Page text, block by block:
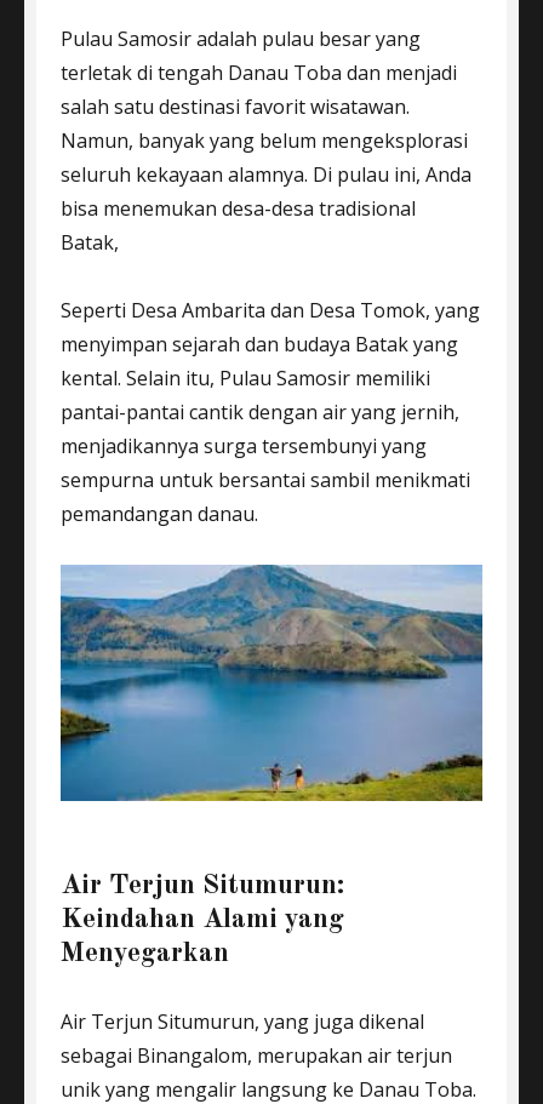
Pulau Samosir adalah pulau besar yang
terletak di tengah Danau Toba dan menjadi
salah satu destinasi favorit wisatawan.
Namun, banyak yang belum mengeksplorasi
seluruh kekayaan alamnya. Di pulau ini, Anda
bisa menemukan desa-desa tradisional
Batak,
Seperti Desa Ambarita dan Desa Tomok, yang
menyimpan sejarah dan budaya Batak yang
kental. Selain itu, Pulau Samosir memiliki
pantai-pantai cantik dengan air yang jernih,
menjadikannya surga tersembunyi yang
sempurna untuk bersantai sambil menikmati
pemandangan danau.
Air Terjun Situmurun:
Keindahan Alami yang
Menyegarkan
Air Terjun Situmurun, yang juga dikenal
sebagai Binangalom, merupakan air terjun
unik yang mengalir langsung ke Danau Toba.